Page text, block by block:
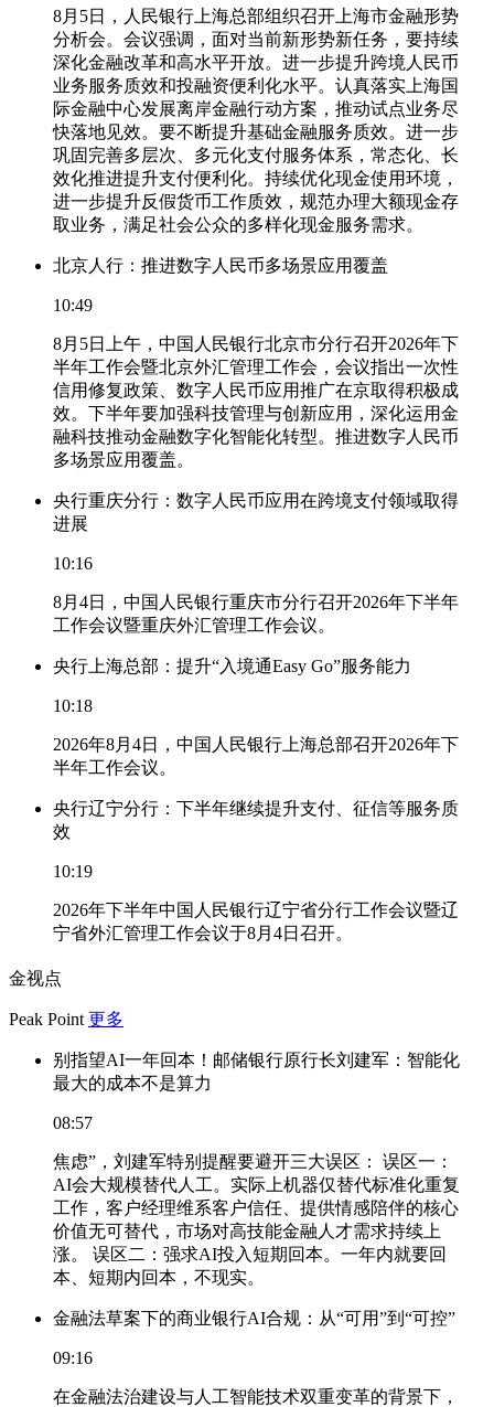
8月5日，人民银行上海总部组织召开上海市金融形势
分析会。会议强调，面对当前新形势新任务，要持续
深化金融改革和高水平开放。进一步提升跨境人民币
业务服务质效和投融资便利化水平。认真落实上海国
际金融中心发展离岸金融行动方案，推动试点业务尽
快落地见效。要不断提升基础金融服务质效。进一步
巩固完善多层次、多元化支付服务体系，常态化、长
效化推进提升支付便利化。持续优化现金使用环境，
进一步提升反假货币工作质效，规范办理大额现金存
取业务，满足社会公众的多样化现金服务需求。
北京人行：推进数字人民币多场景应用覆盖
10:49
8月5日上午，中国人民银行北京市分行召开2026年下
半年工作会暨北京外汇管理工作会，会议指出一次性
信用修复政策、数字人民币应用推广在京取得积极成
效。下半年要加强科技管理与创新应用，深化运用金
融科技推动金融数字化智能化转型。推进数字人民币
多场景应用覆盖。
央行重庆分行：数字人民币应用在跨境支付领域取得
进展
10:16
8月4日，中国人民银行重庆市分行召开2026年下半年
工作会议暨重庆外汇管理工作会议。
央行上海总部：提升“入境通Easy Go”服务能力
10:18
2026年8月4日，中国人民银行上海总部召开2026年下
半年工作会议。
央行辽宁分行：下半年继续提升支付、征信等服务质
效
10:19
2026年下半年中国人民银行辽宁省分行工作会议暨辽
宁省外汇管理工作会议于8月4日召开。
金视点
Peak Point 更多
别指望AI一年回本！邮储银行原行长刘建军：智能化
最大的成本不是算力
08:57
焦虑”，刘建军特别提醒要避开三大误区： 误区一：
AI会大规模替代人工。实际上机器仅替代标准化重复
工作，客户经理维系客户信任、提供情感陪伴的核心
价值无可替代，市场对高技能金融人才需求持续上
涨。 误区二：强求AI投入短期回本。一年内就要回
本、短期内回本，不现实。
金融法草案下的商业银行AI合规：从“可用”到“可控”
09:16
在金融法治建设与人工智能技术双重变革的背景下，